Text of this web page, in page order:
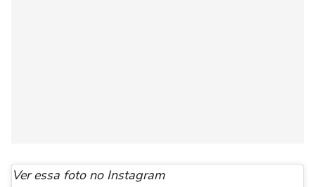
Ver essa foto no Instagram